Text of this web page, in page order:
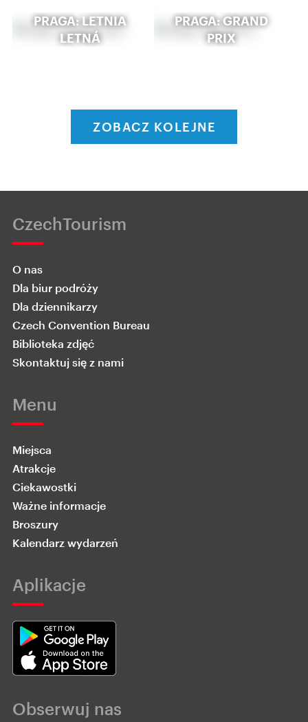
PRAGA: LETNIA
LETNÁ
PRAGA: GRAND
PRIX
ZOBACZ KOLEJNE
CzechTourism
O nas
Dla biur podróży
Dla dziennikarzy
Czech Convention Bureau
Biblioteka zdjęć
Skontaktuj się z nami
Menu
Miejsca
Atrakcje
Ciekawostki
Ważne informacje
Broszury
Kalendarz wydarzeń
Aplikacje
Obserwuj nas